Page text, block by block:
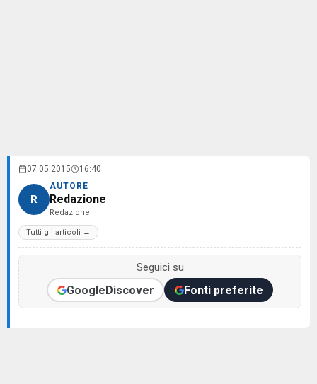
07.05.2015 16:40
R
AUTORE
Redazione
Redazione
Tutti gli articoli →
Seguici su
GoogleDiscover Fonti preferite